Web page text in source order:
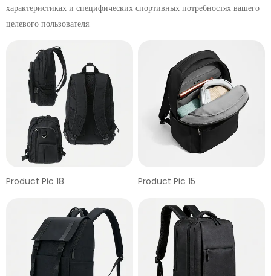
характеристиках и специфических спортивных потребностях вашего
целевого пользователя.
Product Pic 18 Product Pic 15